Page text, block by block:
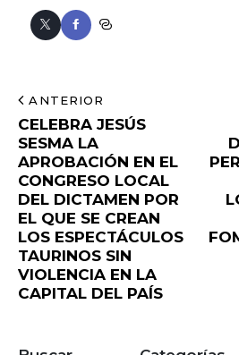
ANTERIOR
CELEBRA JESÚS
SESMA LA
APROBACIÓN EN EL
CONGRESO LOCAL
DEL DICTAMEN POR
EL QUE SE CREAN
LOS ESPECTÁCULOS
TAURINOS SIN
VIOLENCIA EN LA
CAPITAL DEL PAÍS